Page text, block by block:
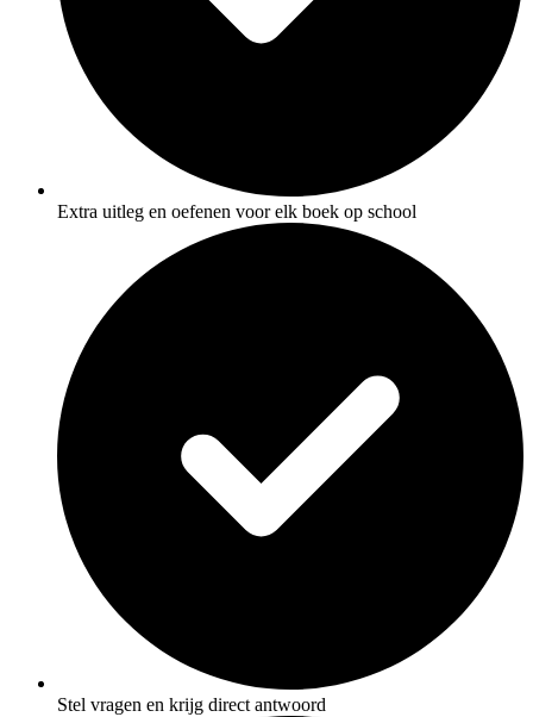
Extra uitleg en oefenen voor elk boek op school
Stel vragen en krijg direct antwoord